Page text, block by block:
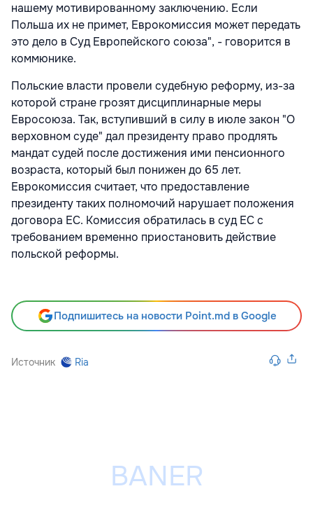
нашему мотивированному заключению. Если
Польша их не примет, Еврокомиссия может передать
это дело в Суд Европейского союза", - говорится в
коммюнике.
Польские власти провели судебную реформу, из-за
которой стране грозят дисциплинарные меры
Евросоюза. Так, вступивший в силу в июле закон "О
верховном суде" дал президенту право продлять
мандат судей после достижения ими пенсионного
возраста, который был понижен до 65 лет.
Еврокомиссия считает, что предоставление
президенту таких полномочий нарушает положения
договора ЕС. Комиссия обратилась в суд ЕС с
требованием временно приостановить действие
польской реформы.
Подпишитесь на новости Point.md в Google
Источник Ria